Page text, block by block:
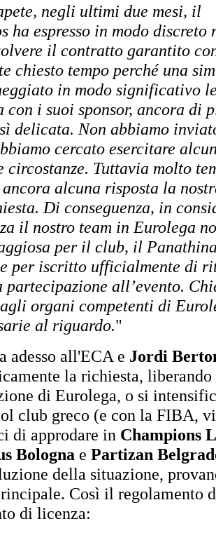
negli ultimi due mesi, il
ha espresso in modo discreto
il contratto garantito
chiesto tempo perché una
in modo significativo
con i suoi sponsor, ancora di
delicata. Non abbiamo
cercato esercitare
circostanze. Tuttavia molto
alcuna risposta la
Di conseguenza, in
il nostro team in Eurolega
per il club, il
per iscritto ufficialmente di
partecipazione all’evento.
organi competenti di
al riguardo."
adesso all'ECA e Jordi
la richiesta, liberando
di Eurolega, o si
club greco (e con la FIBA,
di approdare in Champions
Bologna e Partizan
della situazione,
Così il regolamento
di licenza: